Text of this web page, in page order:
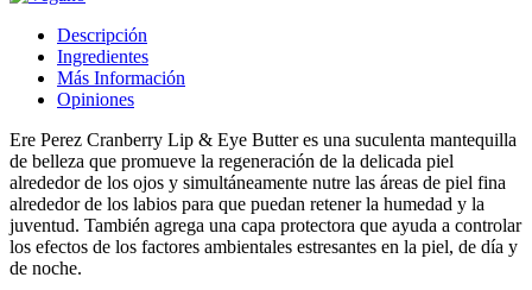
Descripción
Ingredientes
Más Información
Opiniones
Ere Perez Cranberry Lip & Eye Butter es una suculenta mantequilla
de belleza que promueve la regeneración de la delicada piel
alrededor de los ojos y simultáneamente nutre las áreas de piel fina
alrededor de los labios para que puedan retener la humedad y la
juventud. También agrega una capa protectora que ayuda a controlar
los efectos de los factores ambientales estresantes en la piel, de día y
de noche.